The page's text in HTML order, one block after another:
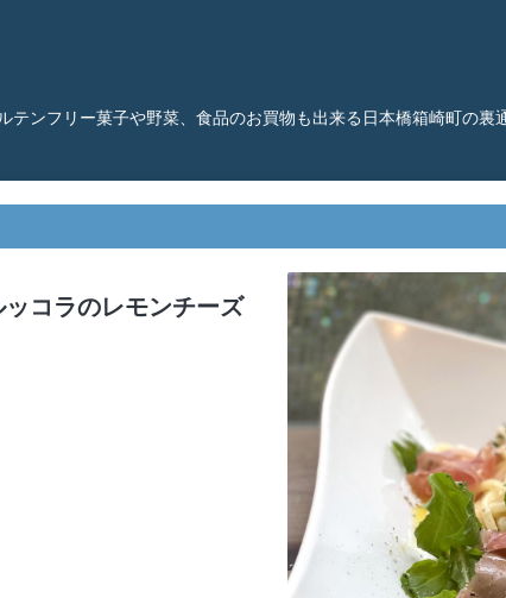
ンフリー菓子や野菜、食品のお買物も出来る日本橋箱崎町の裏
コラのレモンチーズ